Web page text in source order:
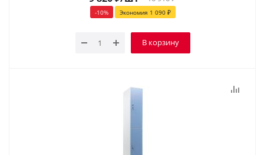
-10% Экономия 1 090₽
В корзину